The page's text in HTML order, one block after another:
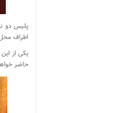
پلیس دو
اطراف
حاضر